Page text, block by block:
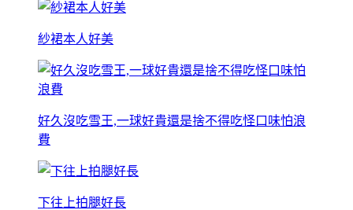
紗裙本人好美
好久沒吃雪王,一球好貴還是捨不得吃怪口味怕浪
費
下往上拍腿好長